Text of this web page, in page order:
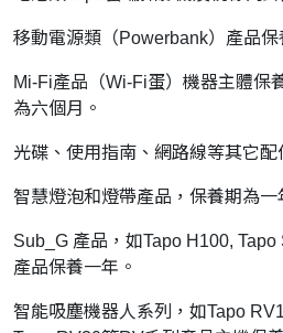
移動電源類（Powerbank）產品保
Mi-Fi產品（Wi-Fi蛋）機器主體保
為六個月。
光碟、使用指南、網路線等其它配
智慧燈泡和燈帶產品，保養期為一
Sub_G 產品，如Tapo H100,
產品保養一年。
智能吸塵機器人系列，如Tapo